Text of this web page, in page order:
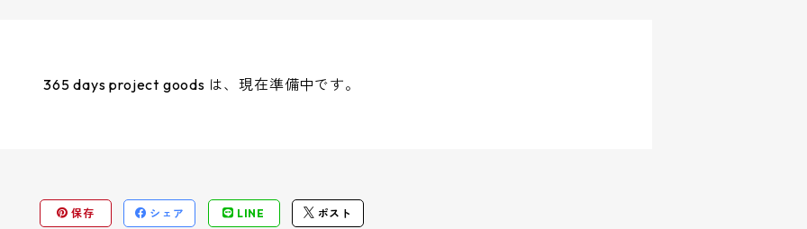
365 days project goods は、現在準備中です。
保存 シェア LINE ポスト